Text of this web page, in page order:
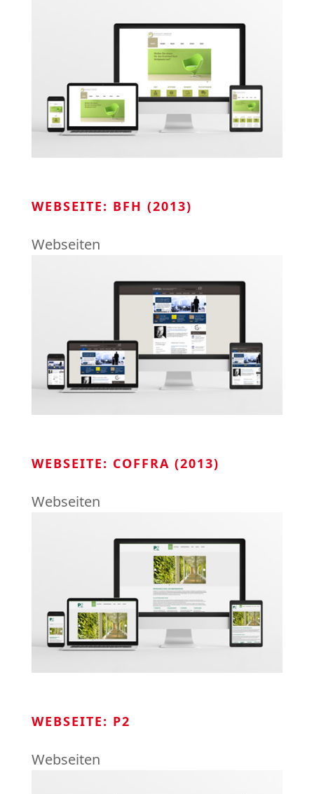
WEBSEITE: BFH (2013)
Webseiten
WEBSEITE: COFFRA (2013)
Webseiten
WEBSEITE: P2
Webseiten